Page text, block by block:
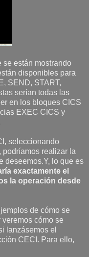
se están mostrando
disponibles para
SEND, START,
serían todas las
en los bloques CICS
EXEC CICS y
seleccionando
realizar la
deseemos.Y, lo que es
exactamente el
la operación desde
de cómo se
cómo se
lanzásemos el
CECI. Para ello,